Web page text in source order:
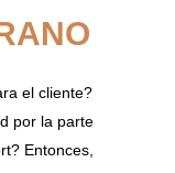
el cliente?
por la parte
Entonces,